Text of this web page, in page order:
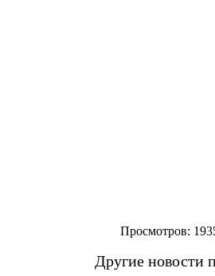
Другие новости